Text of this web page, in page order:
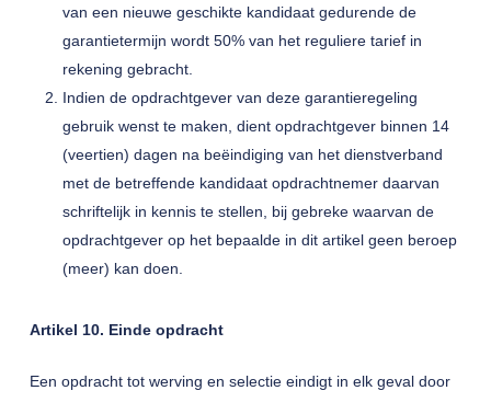
van een nieuwe geschikte kandidaat gedurende de
garantietermijn wordt 50% van het reguliere tarief in
rekening gebracht.
Indien de opdrachtgever van deze garantieregeling
gebruik wenst te maken, dient opdrachtgever binnen 14
(veertien) dagen na beëindiging van het dienstverband
met de betreffende kandidaat opdrachtnemer daarvan
schriftelijk in kennis te stellen, bij gebreke waarvan de
opdrachtgever op het bepaalde in dit artikel geen beroep
(meer) kan doen.
Artikel 10. Einde opdracht
Een opdracht tot werving en selectie eindigt in elk geval door